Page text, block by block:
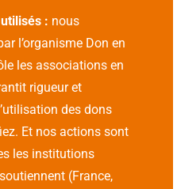
: nous
l’organisme Don en
les associations en
rigueur et
des dons
Et nos actions sont
les institutions
(France,